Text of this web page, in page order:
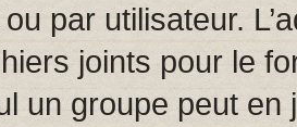
par utilisateur.
joints pour le
un groupe peut en